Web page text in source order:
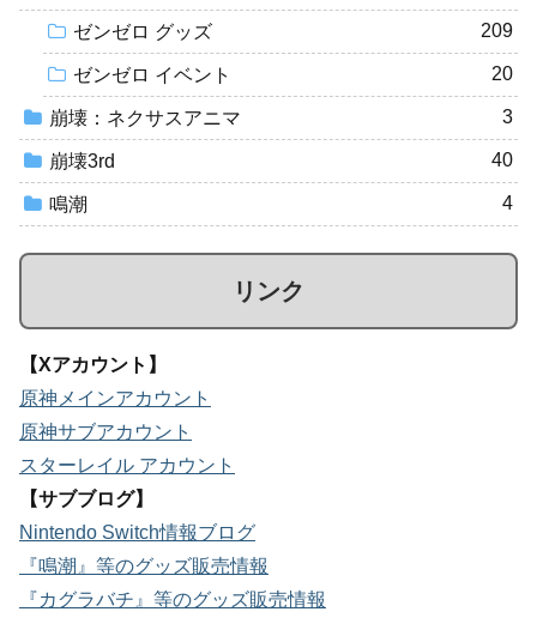
ゼンゼロ グッズ 209
ゼンゼロ イベント 20
崩壊：ネクサスアニマ 3
崩壊3rd 40
鳴潮 4
リンク
【Xアカウント】
原神メインアカウント
原神サブアカウント
スターレイル アカウント
【サブブログ】
Nintendo Switch情報ブログ
『鳴潮』等のグッズ販売情報
『カグラバチ』等のグッズ販売情報